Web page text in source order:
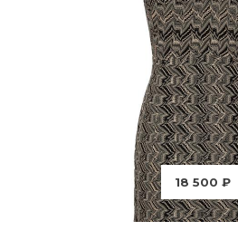
18 500 ₽